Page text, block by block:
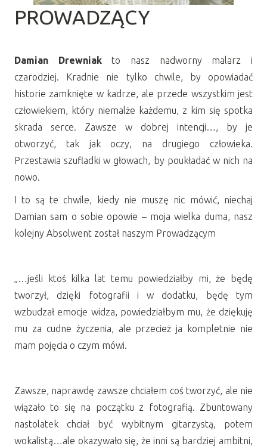
PROWADZĄCY
Damian Drewniakto nasz nadworny malarz i
czarodziej. Kradnie nie tylko chwile, by opowiadać
historie zamknięte w kadrze, ale przede wszystkim jest
człowiekiem, który niemalże każdemu, z kim się spotka
skrada serce. Zawsze w dobrej intencji…, by je
otworzyć, tak jak oczy, na drugiego człowieka.
Przestawia szufladki w głowach, by poukładać w nich na
nowo.
I to są te chwile, kiedy nie muszę nic mówić, niechaj
Damian sam o sobie opowie – moja wielka duma, nasz
kolejny Absolwent został naszym Prowadzącym
„…jeśli ktoś kilka lat temu powiedziałby mi, że będę
tworzył, dzięki fotografii i w dodatku, będę tym
wzbudzał emocje widza, powiedziałbym mu, że dziękuję
mu za cudne życzenia, ale przecież ja kompletnie nie
mam pojęcia o czym mówi.
Zawsze, naprawdę zawsze chciałem coś tworzyć, ale nie
wiązało to się na początku z fotografią. Zbuntowany
nastolatek chciał być wybitnym gitarzystą, potem
wokalistą…ale okazywało się, że inni są bardziej ambitni,